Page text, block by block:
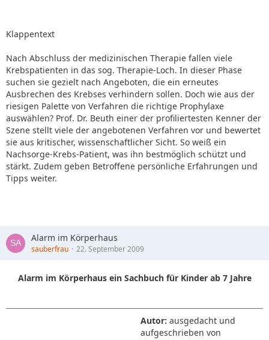
Klappentext
Nach Abschluss der medizinischen Therapie fallen viele
Krebspatienten in das sog. Therapie-Loch. In dieser Phase
suchen sie gezielt nach Angeboten, die ein erneutes
Ausbrechen des Krebses verhindern sollen. Doch wie aus der
riesigen Palette von Verfahren die richtige Prophylaxe
auswählen? Prof. Dr. Beuth einer der profiliertesten Kenner der
Szene stellt viele der angebotenen Verfahren vor und bewertet
sie aus kritischer, wissenschaftlicher Sicht. So weiß ein
Nachsorge-Krebs-Patient, was ihn bestmöglich schützt und
stärkt. Zudem geben Betroffene persönliche Erfahrungen und
Tipps weiter.
Alarm im Körperhaus
sauberfrau 22. September 2009
Alarm im Körperhaus ein Sachbuch für Kinder ab 7 Jahre
Autor: ausgedacht und
aufgeschrieben von